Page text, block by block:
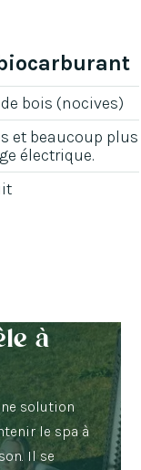
bois (nocives)
et beaucoup plus
électrique.
à
solution
le spa à
Il se